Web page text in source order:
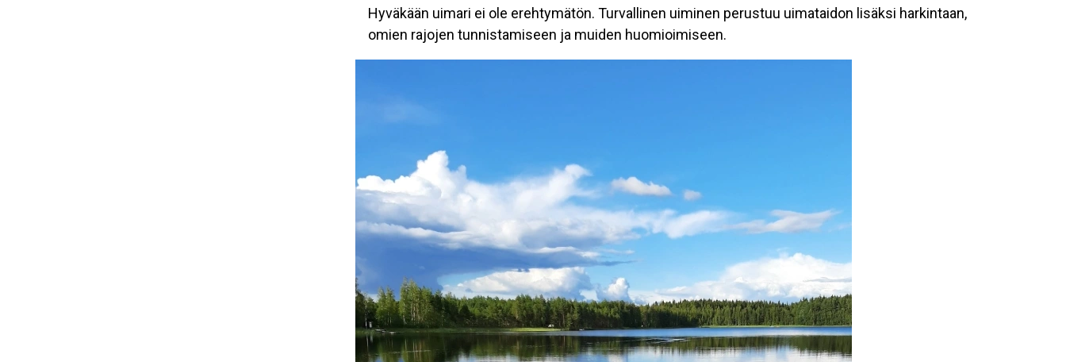
Hyväkään uimari ei ole erehtymätön. Turvallinen uiminen perustuu uimataidon lisäksi harkintaan,
omien rajojen tunnistamiseen ja muiden huomioimiseen.